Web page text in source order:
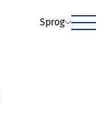
Sprog
Menu